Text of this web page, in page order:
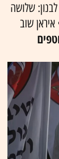
שלושה
שוב